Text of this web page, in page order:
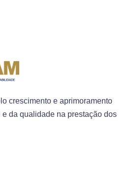
crescimento e aprimoramento
da qualidade na prestação dos